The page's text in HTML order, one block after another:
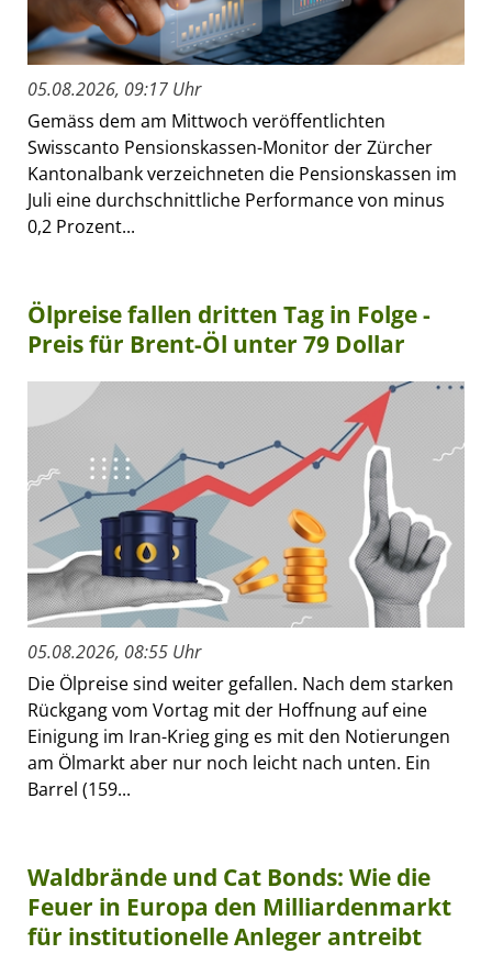
05.08.2026, 09:17 Uhr
Gemäss dem am Mittwoch veröffentlichten
Swisscanto Pensionskassen-Monitor der Zürcher
Kantonalbank verzeichneten die Pensionskassen im
Juli eine durchschnittliche Performance von minus
0,2 Prozent...
Ölpreise fallen dritten Tag in Folge -
Preis für Brent-Öl unter 79 Dollar
05.08.2026, 08:55 Uhr
Die Ölpreise sind weiter gefallen. Nach dem starken
Rückgang vom Vortag mit der Hoffnung auf eine
Einigung im Iran-Krieg ging es mit den Notierungen
am Ölmarkt aber nur noch leicht nach unten. Ein
Barrel (159...
Waldbrände und Cat Bonds: Wie die
Feuer in Europa den Milliardenmarkt
für institutionelle Anleger antreibt